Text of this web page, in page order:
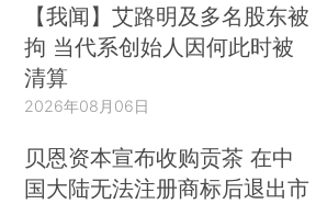
【我闻】艾路明及多名股东被
拘 当代系创始人因何此时被
清算
2026年08月06日
贝恩资本宣布收购贡茶 在中
国大陆无法注册商标后退出市